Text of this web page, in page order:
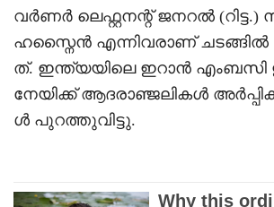
വർണർ ലെഫ്റ്റനന്റ് ജനറൽ
ഹസ്നൈൻ എന്നിവരാണ് ചടങ്ങിൽ
ത്. ഇന്ത്യയിലെ ഇറാൻ
നേയിക്ക് ആദരാഞ്ജലികൾ
ൾ പുറത്തുവിട്ടു.